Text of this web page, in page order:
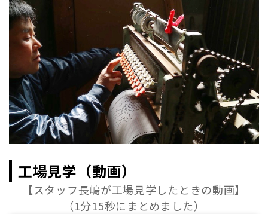
工場見学（動画）
【スタッフ長嶋が工場見学したときの動画】
（1分15秒にまとめました）